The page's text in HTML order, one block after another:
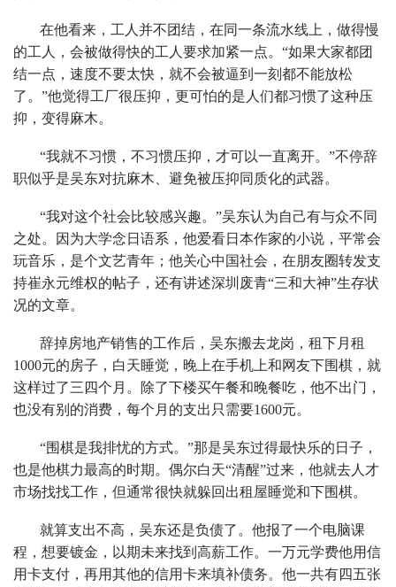
在他看来，工人并不团结，在同一条流水线上，做得慢
的工人，会被做得快的工人要求加紧一点。“如果大家都团
结一点，速度不要太快，就不会被逼到一刻都不能放松
了。”他觉得工厂很压抑，更可怕的是人们都习惯了这种压
抑，变得麻木。
“我就不习惯，不习惯压抑，才可以一直离开。”不停辞
职似乎是吴东对抗麻木、避免被压抑同质化的武器。
“我对这个社会比较感兴趣。”吴东认为自己有与众不同
之处。因为大学念日语系，他爱看日本作家的小说，平常会
玩音乐，是个文艺青年；他关心中国社会，在朋友圈转发支
持崔永元维权的帖子，还有讲述深圳废青“三和大神”生存状
况的文章。
辞掉房地产销售的工作后，吴东搬去龙岗，租下月租
1000元的房子，白天睡觉，晚上在手机上和网友下围棋，就
这样过了三四个月。除了下楼买午餐和晚餐吃，他不出门，
也没有别的消费，每个月的支出只需要1600元。
“围棋是我排忧的方式。”那是吴东过得最快乐的日子，
也是他棋力最高的时期。偶尔白天“清醒”过来，他就去人才
市场找找工作，但通常很快就躲回出租屋睡觉和下围棋。
就算支出不高，吴东还是负债了。他报了一个电脑课
程，想要镀金，以期未来找到高薪工作。一万元学费他用信
用卡支付，再用其他的信用卡来填补债务。他一共有四五张